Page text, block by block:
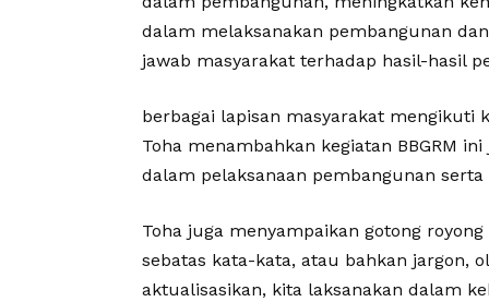
dalam melaksanakan pembangunan
jawab masyarakat terhadap hasil-hasil
berbagai lapisan masyarakat mengikuti
Toha menambahkan kegiatan BBGRM
dalam pelaksanaan pembangunan
Toha juga menyampaikan gotong
sebatas kata-kata, atau bahkan jargon,
aktualisasikan, kita laksanakan dalam